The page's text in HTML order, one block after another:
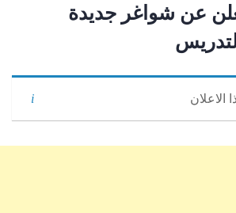
عن شواغر جديدة
الاعلان